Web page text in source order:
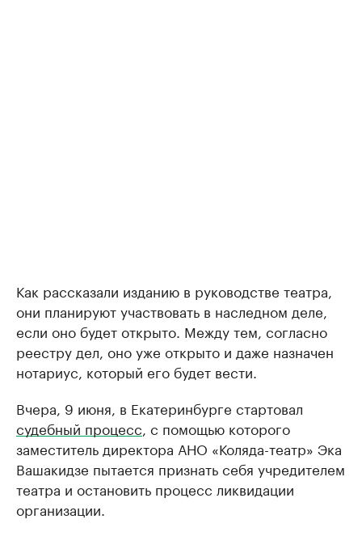
Как рассказали изданию в руководстве театра,
они планируют участвовать в наследном деле,
если оно будет открыто. Между тем, согласно
реестру дел, оно уже открыто и даже назначен
нотариус, который его будет вести.
Вчера, 9 июня, в Екатеринбурге стартовал
судебный процесс, с помощью которого
заместитель директора АНО «Коляда-театр» Эка
Вашакидзе пытается признать себя учредителем
театра и остановить процесс ликвидации
организации.